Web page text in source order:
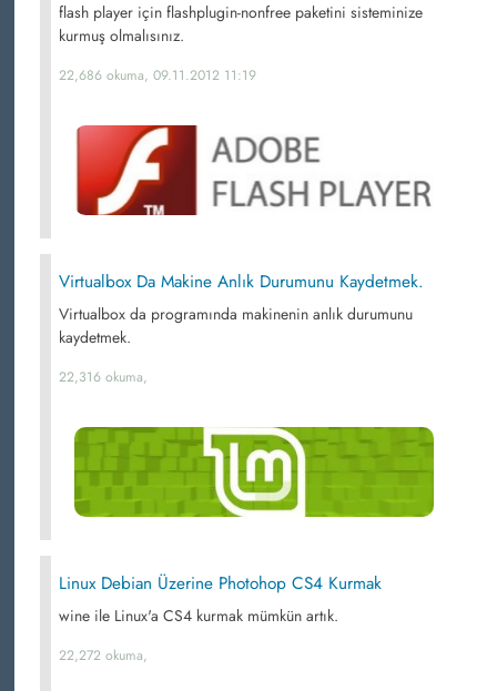
flash player için flashplugin-nonfree paketini sisteminize
kurmuş olmalısınız.
22,686 okuma, 09.11.2012 11:19
Virtualbox Da Makine Anlık Durumunu Kaydetmek.
Virtualbox da programında makinenin anlık durumunu
kaydetmek.
22,316 okuma,
Linux Debian Üzerine Photohop CS4 Kurmak
wine ile Linux'a CS4 kurmak mümkün artık.
22,272 okuma,